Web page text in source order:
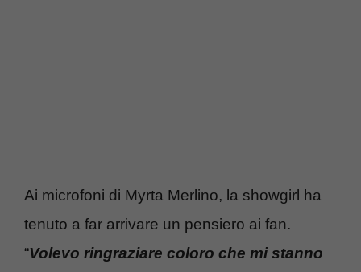
Ai microfoni di Myrta Merlino, la showgirl ha
tenuto a far arrivare un pensiero ai fan.
“Volevo ringraziare coloro che mi stanno